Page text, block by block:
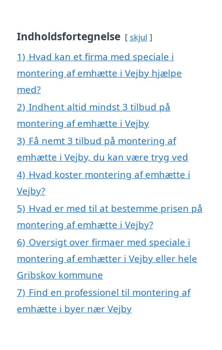
Indholdsfortegnelse skjul
1) Hvad kan et firma med speciale i
montering af emhætte i Vejby hjælpe
med?
2) Indhent altid mindst 3 tilbud på
montering af emhætte i Vejby
3) Få nemt 3 tilbud på montering af
emhætte i Vejby, du kan være tryg ved
4) Hvad koster montering af emhætte i
Vejby?
5) Hvad er med til at bestemme prisen på
montering af emhætte i Vejby?
6) Oversigt over firmaer med speciale i
montering af emhætter i Vejby eller hele
Gribskov kommune
7) Find en professionel til montering af
emhætte i byer nær Vejby